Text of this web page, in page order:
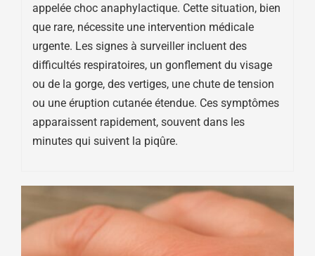
appelée choc anaphylactique. Cette situation, bien
que rare, nécessite une intervention médicale
urgente. Les signes à surveiller incluent des
difficultés respiratoires, un gonflement du visage
ou de la gorge, des vertiges, une chute de tension
ou une éruption cutanée étendue. Ces symptômes
apparaissent rapidement, souvent dans les
minutes qui suivent la piqûre.